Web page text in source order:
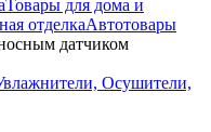
Товары для дома и
отделкаАвтотовары
датчиком
Осушители,